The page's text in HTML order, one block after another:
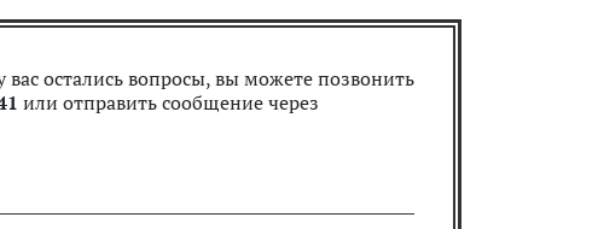
вас остались вопросы, вы можете позвонить
или отправить сообщение через